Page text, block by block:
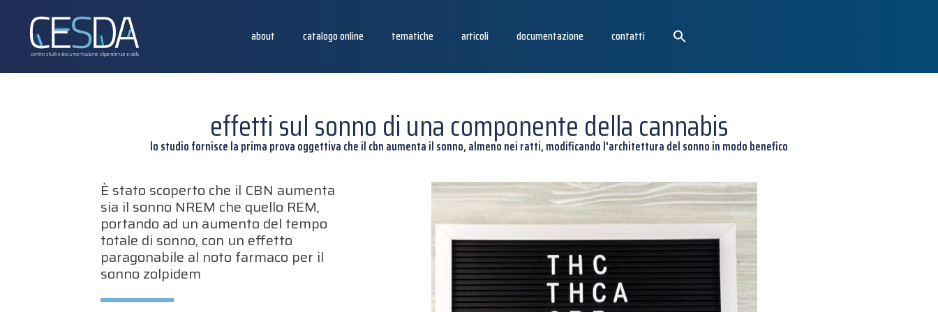
about catalogo online tematiche articoli documentazione contatti
effetti sul sonno di una componente della cannabis
lo studio fornisce la prima prova oggettiva che il cbn aumenta il sonno, almeno nei ratti, modificando l'architettura del sonno in modo benefico
È stato scoperto che il CBN aumenta
sia il sonno NREM che quello REM,
portando ad un aumento del tempo
totale di sonno, con un effetto
paragonabile al noto farmaco per il
sonno zolpidem